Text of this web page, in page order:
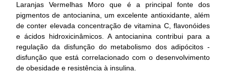
Laranjas Vermelhas Moro que é a principal fonte dos
pigmentos de antocianina, um excelente antioxidante, além
de conter elevada concentração de vitamina C, flavonóides
e ácidos hidroxicinâmicos. A antocianina contribui para a
regulação da disfunção do metabolismo dos adipócitos -
disfunção que está correlacionado com o desenvolvimento
de obesidade e resistência à insulina.